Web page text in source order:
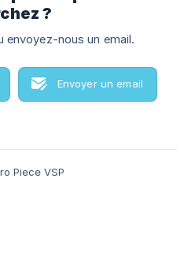
?
envoyez-nous un email.
Envoyer un email
Piece VSP